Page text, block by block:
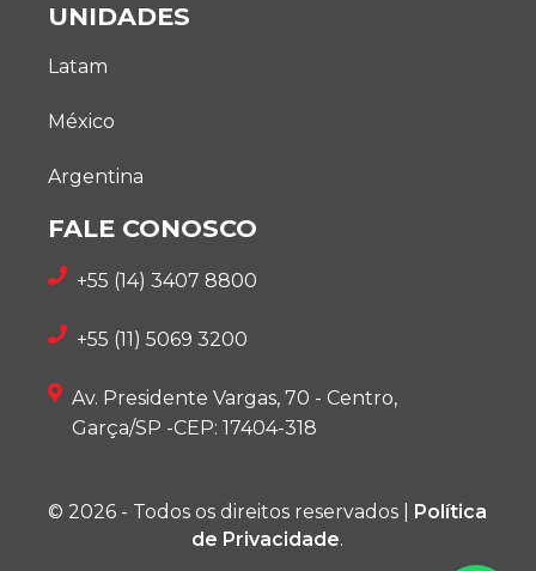
UNIDADES
Latam
México
Argentina
FALE CONOSCO
+55 (14) 3407 8800
+55 (11) 5069 3200
Av. Presidente Vargas, 70 - Centro,
Garça/SP -CEP: 17404-318
© 2026 - Todos os direitos reservados | Política
de Privacidade.